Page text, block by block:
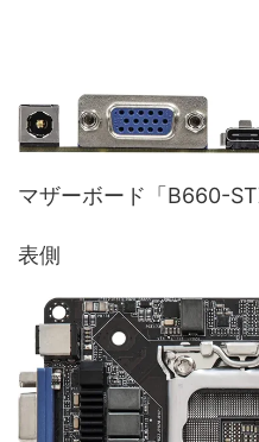
マザーボード「B660-
表側